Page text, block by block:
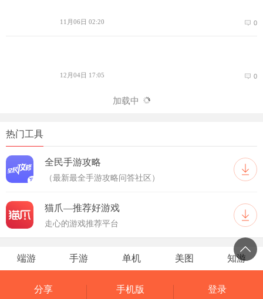
11月06日 02:20 0
12月04日 17:05 0
加载中
热门工具
全民手游攻略
（最新最全手游攻略问答社区）
猫爪—推荐好游戏
走心的游戏推荐平台
端游 手游 单机 美图 知游
分享 手机版 登录